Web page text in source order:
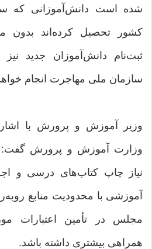
شده است دانش‌آموزانی که
کشور تحصیل کرده‌اند بدون
ثبت‌نام دانش‌آموزان جدید
سازمان ملی مهاجرت انجام
وزیر آموزش و پرورش با
وزارت آموزش و پرورش گفت:
نیاز چاپ کتاب‌های درسی و
آموزشی با محدودیت منابع
مجلس در تأمین اعتبارات
همراهی بیشتری داشته باشد.